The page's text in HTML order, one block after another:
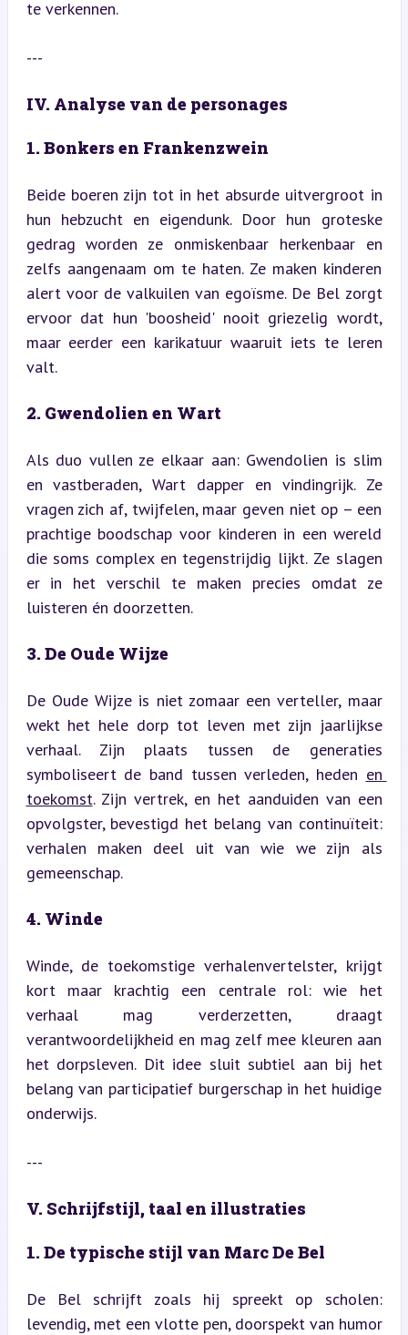
te verkennen.
---
IV. Analyse van de personages
1. Bonkers en Frankenzwein
Beide boeren zijn tot in het absurde uitvergroot in
hun hebzucht en eigendunk. Door hun groteske
gedrag worden ze onmiskenbaar herkenbaar en
zelfs aangenaam om te haten. Ze maken kinderen
alert voor de valkuilen van egoïsme. De Bel zorgt
ervoor dat hun 'boosheid' nooit griezelig wordt,
maar eerder een karikatuur waaruit iets te leren
valt.
2. Gwendolien en Wart
Als duo vullen ze elkaar aan: Gwendolien is slim
en vastberaden, Wart dapper en vindingrijk. Ze
vragen zich af, twijfelen, maar geven niet op – een
prachtige boodschap voor kinderen in een wereld
die soms complex en tegenstrijdig lijkt. Ze slagen
er in het verschil te maken precies omdat ze
luisteren én doorzetten.
3. De Oude Wijze
De Oude Wijze is niet zomaar een verteller, maar
wekt het hele dorp tot leven met zijn jaarlijkse
verhaal. Zijn plaats tussen de generaties
symboliseert de band tussen verleden, heden en
toekomst. Zijn vertrek, en het aanduiden van een
opvolgster, bevestigd het belang van continuïteit:
verhalen maken deel uit van wie we zijn als
gemeenschap.
4. Winde
Winde, de toekomstige verhalenvertelster, krijgt
kort maar krachtig een centrale rol: wie het
verhaal mag verderzetten, draagt
verantwoordelijkheid en mag zelf mee kleuren aan
het dorpsleven. Dit idee sluit subtiel aan bij het
belang van participatief burgerschap in het huidige
onderwijs.
---
V. Schrijfstijl, taal en illustraties
1. De typische stijl van Marc De Bel
De Bel schrijft zoals hij spreekt op scholen:
levendig, met een vlotte pen, doorspekt van humor